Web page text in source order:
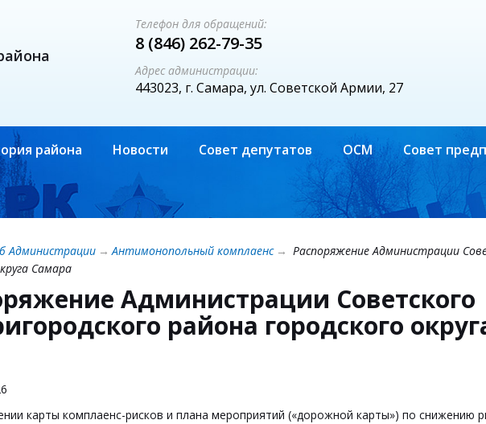
Телефон для обращений:
8 (846) 262-79-35
Адрес администрации:
443023, г. Самара, ул. Советской Армии, 27
района Новости Совет депутатов ОСМ Совет
Администрации → Антимонопольный комплаенс → Распоряжение Администрации
Самара
Администрации Советского
района городского
карты комплаенс-рисков и плана мероприятий («дорожной карты») по снижению